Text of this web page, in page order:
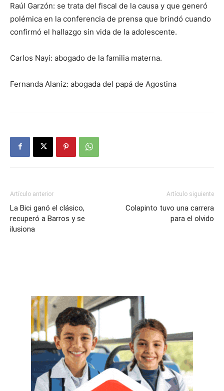
Raúl Garzón: se trata del fiscal de la causa y que generó
polémica en la conferencia de prensa que brindó cuando
confirmó el hallazgo sin vida de la adolescente.
Carlos Nayi: abogado de la familia materna.
Fernanda Alaniz: abogada del papá de Agostina
Artículo anterior
La Bici ganó el clásico,
recuperó a Barros y se
ilusiona
Artículo siguiente
Colapinto tuvo una carrera
para el olvido